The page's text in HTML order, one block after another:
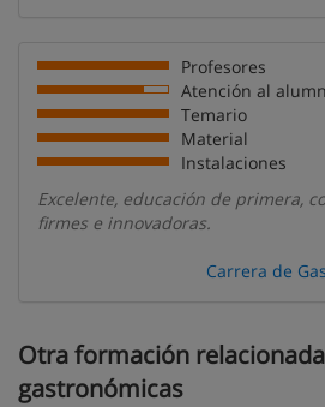
Profesores
Atención al
Temario
Material
Instalaciones
Excelente, educación de primera,
firmes e innovadoras.
Carrera de
Otra formación
gastronómicas